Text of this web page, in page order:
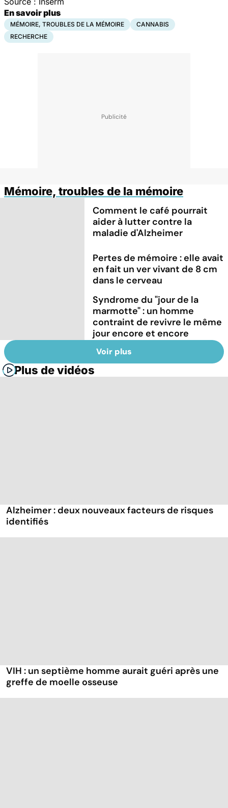
En savoir plus
MÉMOIRE, TROUBLES DE LA MÉMOIRE
CANNABIS
RECHERCHE
Mémoire, troubles de la mémoire
Comment le café pourrait
aider à lutter contre la
maladie d'Alzheimer
Pertes de mémoire : elle avait
en fait un ver vivant de 8 cm
dans le cerveau
Syndrome du "jour de la
marmotte" : un homme
contraint de revivre le même
jour encore et encore
Voir plus
Plus de vidéos
Alzheimer : deux nouveaux facteurs de risques
identifiés
VIH : un septième homme aurait guéri après une
greffe de moelle osseuse